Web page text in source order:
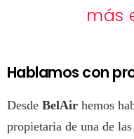
más
Hablamos con
Desde BelAir hemos
propietaria de una de